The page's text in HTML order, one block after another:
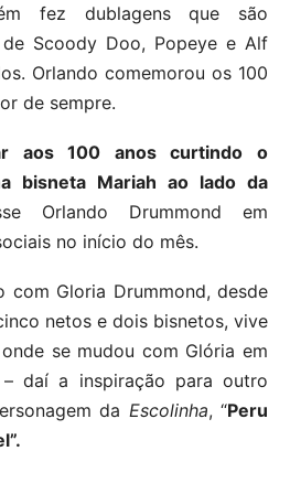
fez dublagens que são
Scoody Doo, Popeye e Alf
Orlando comemorou os 100
de sempre.
aos 100 anos curtindo o
bisneta Mariah ao lado da
Orlando Drummond em
no início do mês.
com Gloria Drummond, desde
netos e dois bisnetos, vive
se mudou com Glória em
– daí a inspiração para outro
da Escolinha, “Peru